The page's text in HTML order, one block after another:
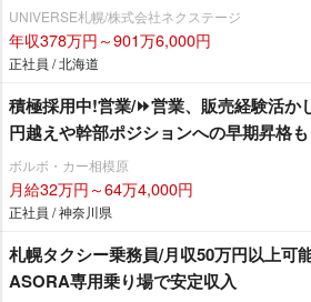
UNIVERSE札幌/株式会社ネクステージ
年収378万円～901万6,000円
正社員 / 北海道
積極採用中!営業/⏩️営業、販売経験活か
円越えや幹部ポジションへの早期昇格
ボルボ・カー相模原
月給32万円～64万4,000円
正社員 / 神奈川県
札幌タクシー乗務員/月収50万円以上可
ASORA専用乗り場で安定収入